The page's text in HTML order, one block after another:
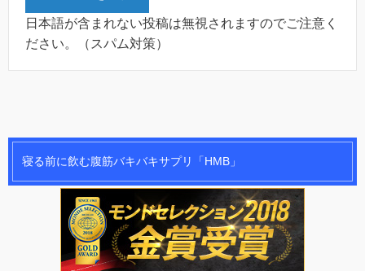
日本語が含まれない投稿は無視されますのでご注意く
ださい。（スパム対策）
寝る前に飲む腹筋バキバキサプリ「HMB」